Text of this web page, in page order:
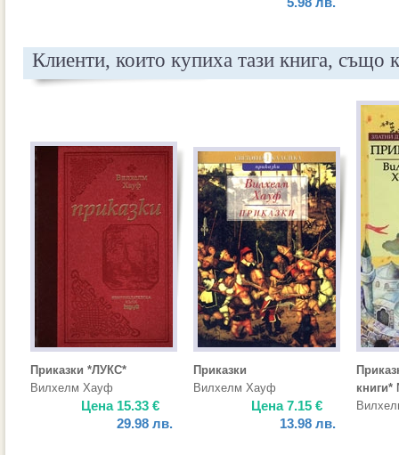
Клиенти, които купиха тази книга, също
Приказки *ЛУКС*
Вилхелм Хауф
Цена 15.33 €
29.98 лв.
Приказки
Вилхелм Хауф
Цена7.15 €
13.98 лв.